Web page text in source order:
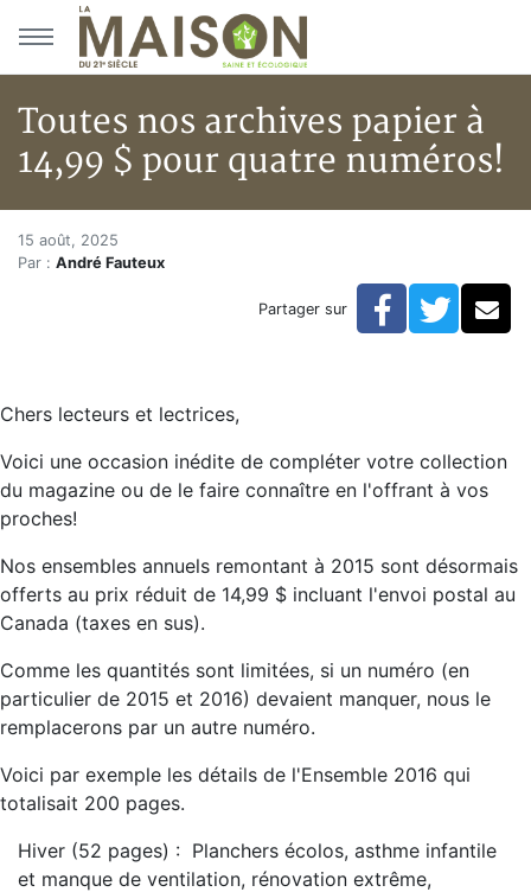
Aller au menu principal
Aller au contenu principal
Toutes nos archives papier à
14,99 $ pour quatre numéros!
Accueil
Articles
Toutes nos archives papier à 14,99 $ pour quatre
Toutes nos archives papier à
15 août, 2025
Par : André Fauteux
Partager sur Facebook
Chers lecteurs et lectrices,
Voici une occasion inédite de compléter votre collection
du magazine ou de le faire connaître en l'offrant à vos
proches!
Nos ensembles annuels remontant à 2015 sont désormais
offerts au prix réduit de 14,99 $ incluant l'envoi postal au
Canada (taxes en sus).
Comme les quantités sont limitées, si un numéro (en
particulier de 2015 et 2016) devaient manquer, nous le
remplacerons par un autre numéro.
Voici par exemple les détails de l'Ensemble 2016 qui
totalisait 200 pages.
Hiver (52 pages) : Planchers écolos, asthme infantile
et manque de ventilation, rénovation extrême,